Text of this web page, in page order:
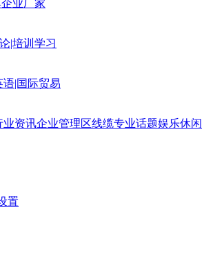
企业厂家
|培训学习
语|国际贸易
业资讯企业管理区线缆专业话题娱乐休闲
置